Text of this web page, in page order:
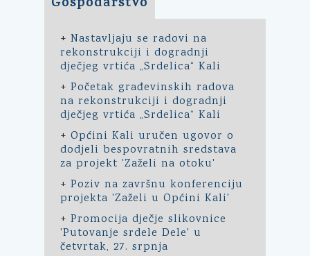
+ Nastavljaju se radovi na
rekonstrukciji i dogradnji
dječjeg vrtića „Srdelica“ Kali
+ Početak građevinskih radova
na rekonstrukciji i dogradnji
dječjeg vrtića „Srdelica“ Kali
+ Općini Kali uručen ugovor o
dodjeli bespovratnih sredstava
za projekt 'Zaželi na otoku'
+ Poziv na završnu konferenciju
projekta 'Zaželi u Općini Kali'
+ Promocija dječje slikovnice
'Putovanje srdele Dele' u
četvrtak, 27. srpnja